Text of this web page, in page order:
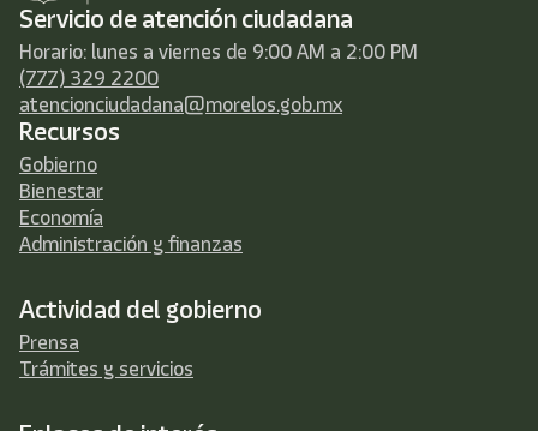
Servicio de atención ciudadana
Horario: lunes a viernes de 9:00 AM a 2:00 PM
(777) 329 2200
atencionciudadana@morelos.gob.mx
Recursos
Gobierno
Bienestar
Economía
Administración y finanzas
Actividad del gobierno
Prensa
Trámites y servicios